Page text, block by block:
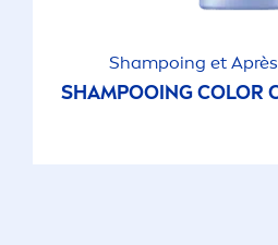
Shampoing et
SHAMPOOINGCOLOR